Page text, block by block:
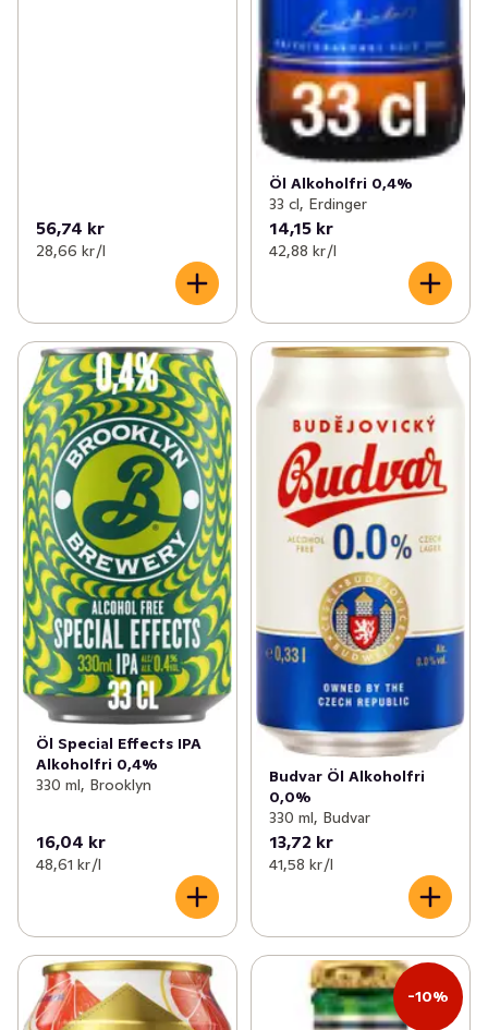
56,74 kr
28,66 kr /l
Öl Alkoholfri 0,4%
33 cl, Erdinger
14,15 kr
42,88 kr /l
Öl Special Effects IPA
Alkoholfri 0,4%
330 ml, Brooklyn
16,04 kr
48,61 kr /l
Budvar Öl Alkoholfri
0,0%
330 ml, Budvar
13,72 kr
41,58 kr /l
-10%